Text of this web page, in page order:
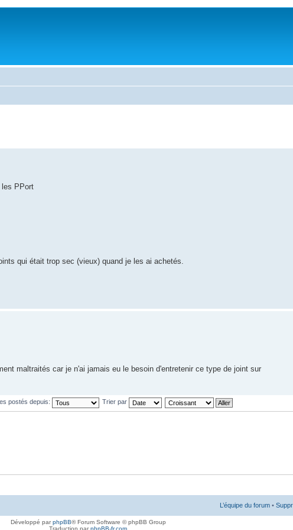
les PPort
qui était trop sec (vieux) quand je les ai achetés.
maltraités car je n'ai jamais eu le besoin d'entretenir ce type de joint sur
postés depuis: Trier par
L’équipe du forum •
Développé parphpBB® Forum Software © phpBB Group
Traduction parphpBB-fr.com